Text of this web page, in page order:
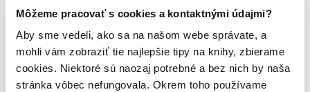
Môžeme pracovať s cookies a kontaktnými údajmi?
Aby sme vedeli, ako sa na našom webe správate, a
mohli vám zobraziť tie najlepšie tipy na knihy, zbierame
cookies. Niektoré sú naozaj potrebné a bez nich by naša
stránka vôbec nefungovala. Okrem toho používame
na centrálnom sklade (0 titulov)
na centrálnom sklade
predpredaj (0 titulov)predpredaj
pripravujeme (0 titulov)pripravujeme
dostupná (bez vypredaných) (0 titulov)dostupná (bez
Nové / čítané